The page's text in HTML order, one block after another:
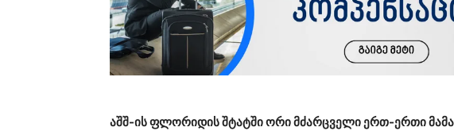
აშშ-ის ფლორიდის შტატში ორი მძარცველი ერთ-ერთი